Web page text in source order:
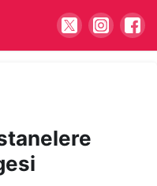
104 gözaltı